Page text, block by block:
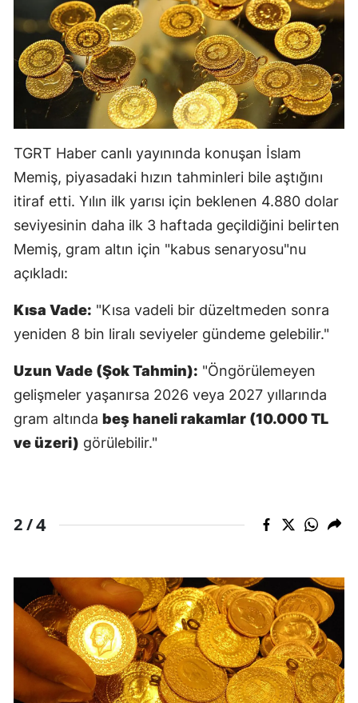
Mersin
İstanbul
İzmir
Kars
Kayseri
Kırklareli
Kırşehir
Konya
Kütahya
Malatya
Manisa
Niğde
Ordu
Rize
Sakarya
TGRT Haber canlı yayınında konuşan İslam
Memiş, piyasadaki hızın tahminleri bile aştığını
itiraf etti. Yılın ilk yarısı için beklenen 4.880 dolar
seviyesinin daha ilk 3 haftada geçildiğini belirten
Memiş, gram altın için "kabus senaryosu"nu
açıkladı:
Kısa Vade: "Kısa vadeli bir düzeltmeden sonra
yeniden 8 bin liralı seviyeler gündeme gelebilir."
Uzun Vade (Şok Tahmin): "Öngörülemeyen
gelişmeler yaşanırsa 2026 veya 2027 yıllarında
gram altında beş haneli rakamlar (10.000 TL
ve üzeri) görülebilir."
2 /4